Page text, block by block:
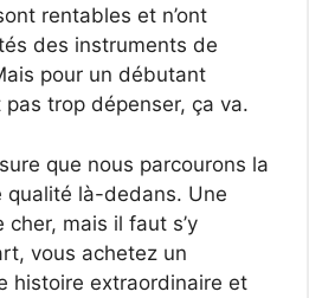
rentables et n’ont
des instruments de
pour un débutant
trop dépenser, ça va.
que nous parcourons la
qualité là-dedans. Une
mais il faut s’y
vous achetez un
histoire extraordinaire et